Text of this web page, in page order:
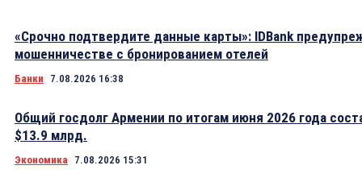
«Срочно подтвердите данные карты»: IDBank
мошенничестве с бронированием отелей
Банки 7.08.2026 16:38
Общий госдолг Армении по итогам июня 2026 года
$13.9 млрд.
Экономика 7.08.2026 15:31